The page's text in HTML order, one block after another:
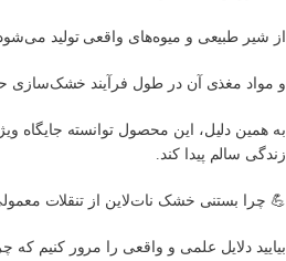
از شیر طبیعی و میوه‌های واقعی تولید می‌شود
و مواد مغذی آن در طول فرآیند
به همین دلیل، این محصول توانسته جایگاه
زندگی سالم پیدا کند.
💪 چرا بستنی خشک نات‌لاین از تنقلات
بیایید دلایل علمی و واقعی را مرور کنیم که